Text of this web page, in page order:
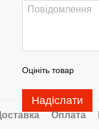
Оцініть товар
Надіслати
Оплата